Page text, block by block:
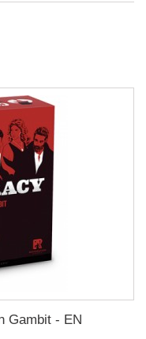
Gambit - EN